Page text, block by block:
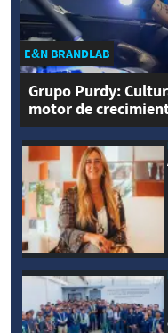
E&N BRANDLAB
Grupo Purdy:
motor de